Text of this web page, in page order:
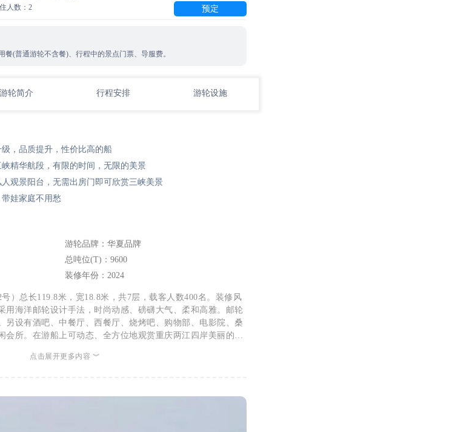
人数：2
预定
(普通游轮不含餐)、行程中的景点门票、导服费。
游轮简介 行程安排 游轮设施
级，品质提升，性价比高的船
峡精华航段，有限的时间，无限的美景
人观景阳台，无需出房门即可欣赏三峡美景
带娃家庭不用愁
游轮品牌：华夏品牌
总吨位(T)：9600
装修年份：2024
）总长119.8米，宽18.8米，共7层，载客人数400名。装修风
用海洋邮轮设计手法，时尚动感、磅礴大气、柔和高雅。邮轮
另设有酒吧、中餐厅、西餐厅、烧烤吧、购物部、电影院、桑
会所。在游船上可动态、全方位地观赏重庆两江四岸美丽的夜
等各类包船业务，为旅客安排旅游行程，让旅客体验、感悟、
点击展开更多内容 ︾